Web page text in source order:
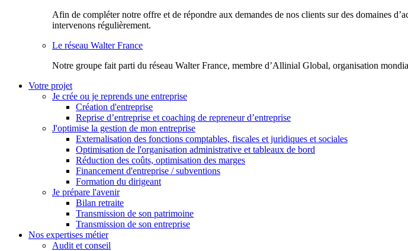
Afin de compléter notre offre et de répondre aux demandes de nos clients sur des domaines
intervenons régulièrement.
Le réseau Walter France
Notr​e groupe fait parti du réseau Walter France, membre d’Allinial Global, organisation
Votre projet
Je crée ou je reprends une entreprise
Création d'entreprise
Reprise d’entreprise et coaching de repreneur d’entreprise
J'optimise la gestion de mon entreprise
Externalisation des fonctions comptables, fiscales et juridiques et sociales
Optimisation de l'organisation administrative et tableaux de bord
Réduction des coûts, optimisation des marges
Financement d'entreprise / subventions
Formation du dirigeant
Je prépare l'avenir
Bilan retraite
Transmission de son patrimoine
Transmission de son entreprise
Nos expertises métier
Audit et conseil